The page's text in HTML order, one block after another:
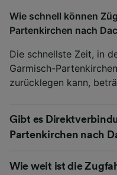
Wie schnell können
Partenkirchen nach
Die schnellste Zeit, in
Garmisch-
zurücklegen kann,
Gibt es
Partenkirchen nach
Wie weit ist die